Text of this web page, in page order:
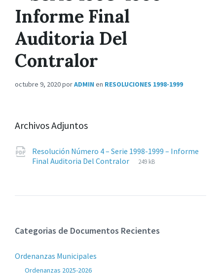
Informe Final
Auditoria Del
Contralor
octubre 9, 2020porADMIN en RESOLUCIONES 1998-1999
Archivos Adjuntos
Resolución Número 4 – Serie 1998-1999 – Informe
Final Auditoria Del Contralor
Extensiones
pdf
Tamaño
249 kB
Categorias de Documentos Recientes
Ordenanzas Municipales
Ordenanzas 2025-2026